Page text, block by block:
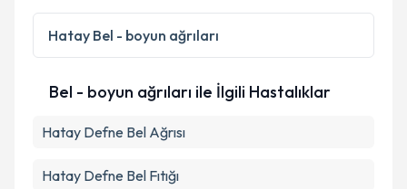
Hatay Bel - boyun ağrıları
Bel - boyun ağrıları ile İlgili Hastalıklar
Hatay Defne Bel Ağrısı
Hatay Defne Bel Fıtığı